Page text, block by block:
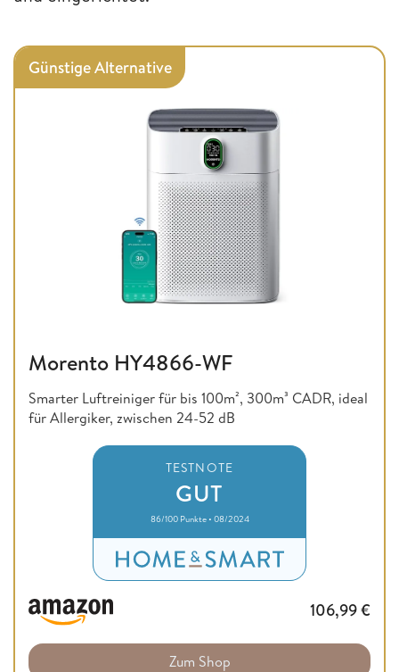
Günstige Alternative
Morento HY4866-WF
Smarter Luftreiniger für bis 100m², 300m³ CADR, ideal
für Allergiker, zwischen 24-52 dB
TESTNOTE
GUT
86/100 Punkte • 08/2024
106,99€
Zum Shop